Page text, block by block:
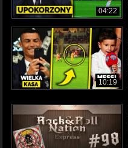
04:22
10:19